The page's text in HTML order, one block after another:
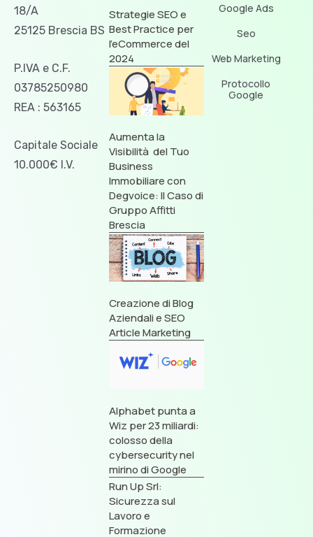
18/A
25125 Brescia BS
P.IVA e C.F.
03785250980
REA : 563165
Capitale Sociale
10.000€ I.V.
Strategie SEO e
Best Practice per
l’eCommerce del
2024
Aumenta la
Visibilità del Tuo
Business
Immobiliare con
Degvoice: Il Caso di
Gruppo Affitti
Brescia
Creazione di Blog
Aziendali e SEO
Article Marketing
Alphabet punta a
Wiz per 23 miliardi:
colosso della
cybersecurity nel
mirino di Google
Run Up Srl:
Sicurezza sul
Lavoro e
Formazione
Google Ads
Seo
Web Marketing
Protocollo
Google